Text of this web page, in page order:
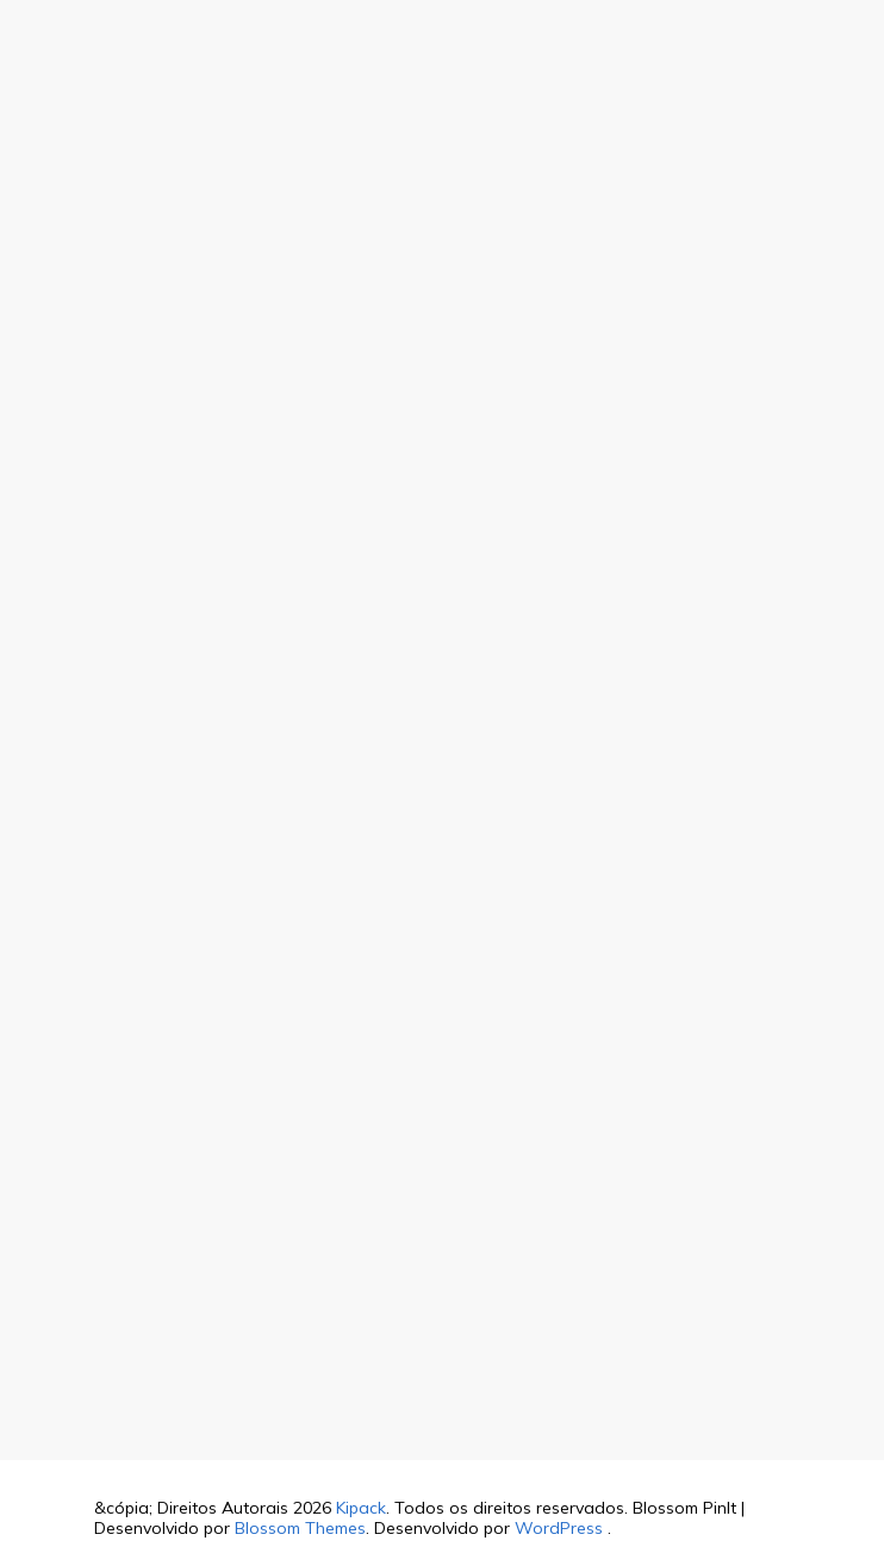
&cópia; Direitos Autorais 2026 Kipack. Todos os direitos reservados. Blossom PinIt |
Desenvolvido por Blossom Themes. Desenvolvido por WordPress .